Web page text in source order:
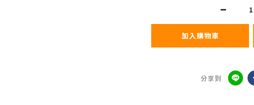
加入購物車
分享到